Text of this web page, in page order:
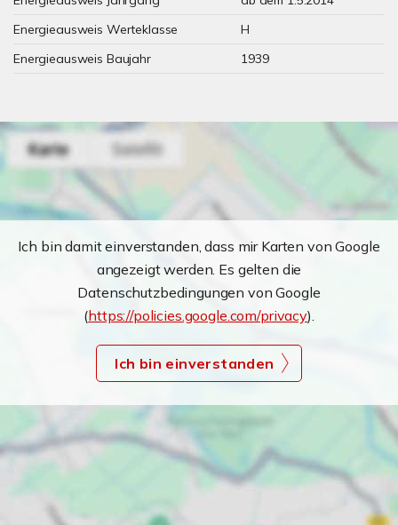
Energieausweis Werteklasse
H
Energieausweis Baujahr
1939
Ich bin damit einverstanden, dass mir Karten von Google
angezeigt werden. Es gelten die
Datenschutzbedingungen von Google
(https://policies.google.com/privacy).
Ich bin einverstanden